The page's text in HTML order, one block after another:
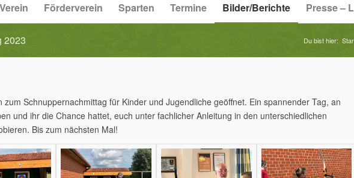
Verein Förderverein Sparten Termine Bilder/Berichte Presse –
2023 Du bist hier:
Schnuppernachmittag für Kinder und Jugendliche geöffnet. Ein spannender Tag, an
und ihr die Chance hattet, euch unter fachlicher Anleitung in den unterschiedlichen
Bis zum nächsten Mal!